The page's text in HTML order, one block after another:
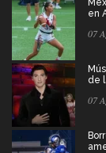
en
07
de
07